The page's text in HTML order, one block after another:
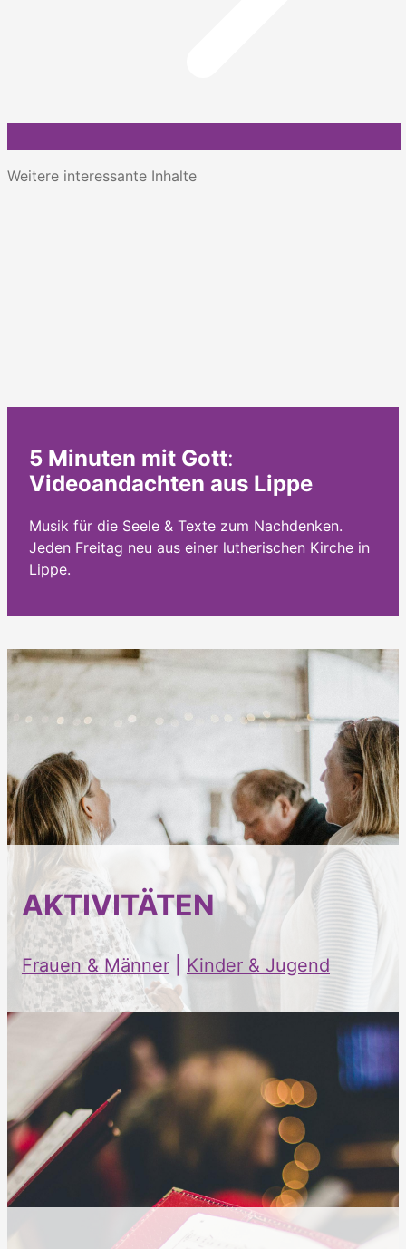
Weitere interessante Inhalte
5 Minuten mit Gott:
Videoandachten aus Lippe
Musik für die Seele & Texte zum Nachdenken.
Jeden Freitag neu aus einer lutherischen Kirche in
Lippe.
AKTIVITÄTEN
Frauen & Männer Kinder & Jugend